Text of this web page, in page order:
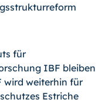
für
IBF bleiben
wird weiterhin für
Estriche